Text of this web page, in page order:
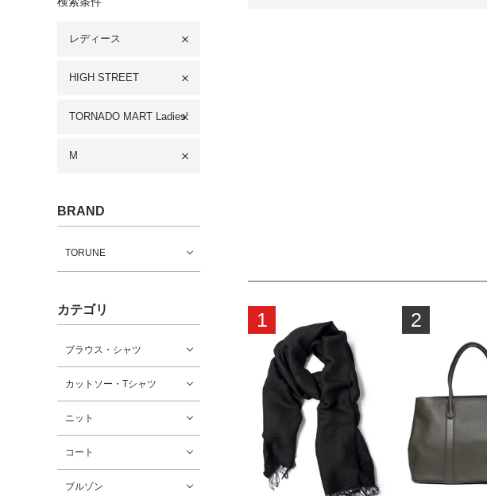
レディース
HIGH STREET
TORNADO MART Ladies'
M
BRAND
TORUNE
カテゴリ
ブラウス・シャツ
カットソー・Tシャツ
ニット
コート
ブルゾン
1 2